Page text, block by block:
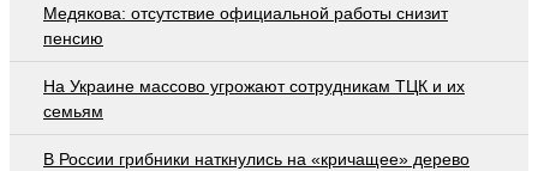
Медякова: отсутствие официальной работы снизит
пенсию
На Украине массово угрожают сотрудникам ТЦК и их
семьям
В России грибники наткнулись на «кричащее» дерево